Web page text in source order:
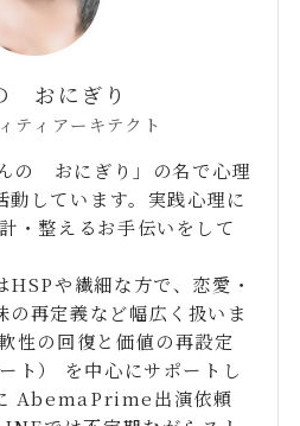
おにぎり
ティアーキテクト
の おにぎり」の名で心理
動しています。実践心理に
・整えるお手伝いをして
や繊細な方で、恋愛・
の再定義など幅広く扱いま
性の回復と価値の再設定
ト） を中心にサポートし
AbemaPrime出演依頼